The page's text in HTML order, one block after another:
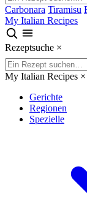
Carbonara Tiramisu
My Italian Recipes
Rezeptsuche ×
My Italian Recipes ×
Gerichte
Regionen
Spezielle